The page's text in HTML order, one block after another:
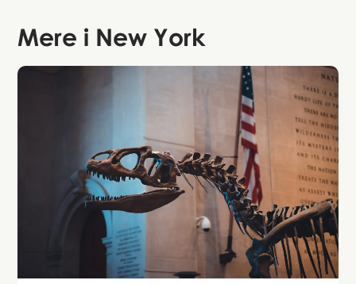
Mere i New York